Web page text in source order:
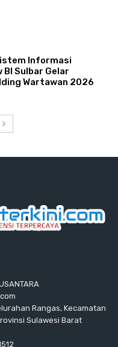
Informasi
BI Sulbar Gelar
Wartawan 2026
Rangas, Kecamatan
Sulawesi Barat